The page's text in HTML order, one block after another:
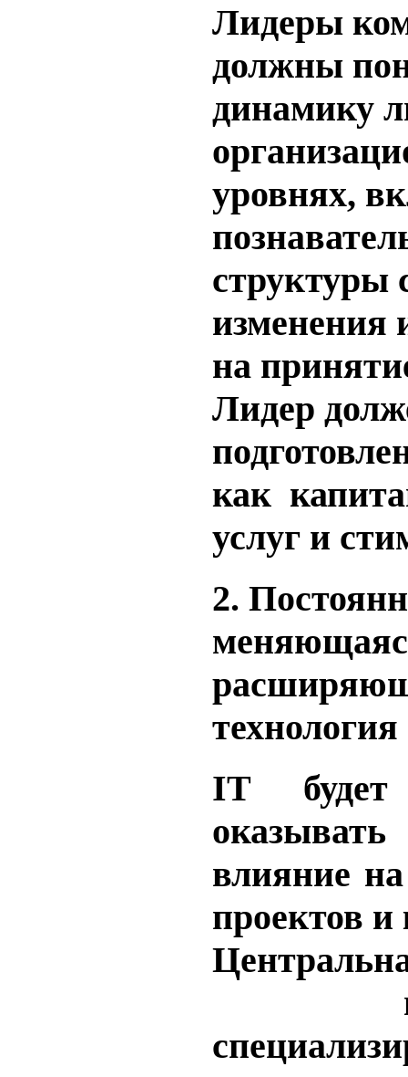
Лидеры
должны
динамику
уровнях,
структуры
на
Лидер
как
услуг и
2.
технология
IT
влияние
проектов и